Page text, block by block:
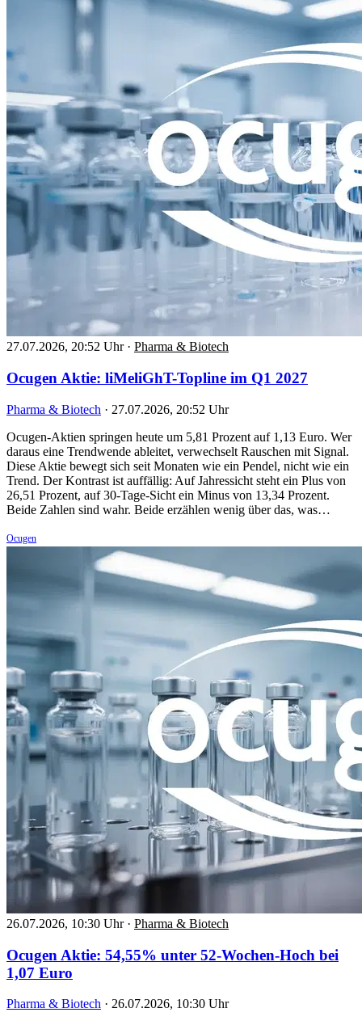
27.07.2026, 20:52 Uhr · Pharma & Biotech
Ocugen Aktie: liMeliGhT-Topline im Q1 2027
Pharma & Biotech · 27.07.2026, 20:52 Uhr
Ocugen-Aktien springen heute um 5,81 Prozent auf 1,13 Euro. Wer
daraus eine Trendwende ableitet, verwechselt Rauschen mit Signal.
Diese Aktie bewegt sich seit Monaten wie ein Pendel, nicht wie ein
Trend. Der Kontrast ist auffällig: Auf Jahressicht steht ein Plus von
26,51 Prozent, auf 30-Tage-Sicht ein Minus von 13,34 Prozent.
Beide Zahlen sind wahr. Beide erzählen wenig über das, was…
Ocugen
26.07.2026, 10:30 Uhr · Pharma & Biotech
Ocugen Aktie: 54,55% unter 52-Wochen-Hoch bei
1,07 Euro
Pharma & Biotech · 26.07.2026, 10:30 Uhr